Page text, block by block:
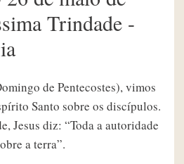
Trindade -
de Pentecostes), vimos
Santo sobre os discípulos.
Jesus diz: “Toda a autoridade
a terra”.